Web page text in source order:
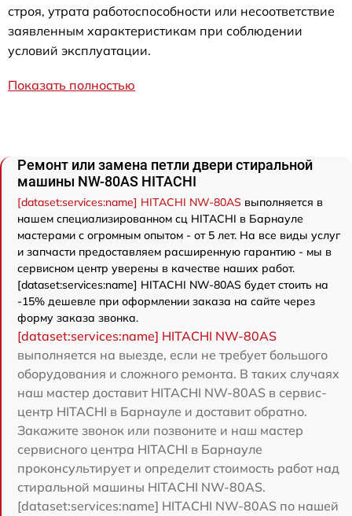
строя, утрата работоспособности или несоответствие
заявленным характеристикам при соблюдении
условий эксплуатации.
Показать полностью
Ремонт или замена петли двери стиральной
машины NW-80AS HITACHI
[dataset:services:name] HITACHI NW-80AS выполняется в
нашем специализированном сц HITACHI в Барнауле
мастерами с огромным опытом - от 5 лет. На все виды услуг
и запчасти предоставляем расширенную гарантию - мы в
сервисном центр уверены в качестве наших работ.
[dataset:services:name] HITACHI NW-80AS будет стоить на
-15% дешевле при оформлении заказа на сайте через
форму заказа звонка.
[dataset:services:name] HITACHI NW-80AS
выполняется на выезде, если не требует большого
оборудования и сложного ремонта. В таких случаях
наш мастер доставит HITACHI NW-80AS в сервис-
центр HITACHI в Барнауле и доставит обратно.
Закажите звонок или позвоните и наш мастер
сервисного центра HITACHI в Барнауле
проконсультирует и определит стоимость работ над
стиральной машины HITACHI NW-80AS.
[dataset:services:name] HITACHI NW-80AS по нашей